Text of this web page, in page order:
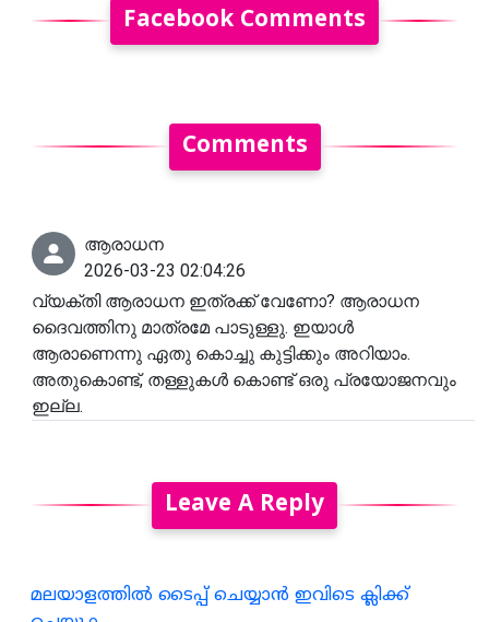
Facebook Comments
Comments
ആരാധന
2026-03-23 02:04:26
വ്യക്തി ആരാധന ഇത്രക്ക് വേണോ? ആരാധന
ദൈവത്തിനു മാത്രമേ പാടുള്ളു. ഇയാൾ
ആരാണെന്നു ഏതു കൊച്ചു കുട്ടിക്കും അറിയാം.
അതുകൊണ്ട്, തള്ളുകൾ കൊണ്ട് ഒരു പ്രയോജനവും
ഇല്ല.
Leave A Reply
മലയാളത്തില്‍ ടൈപ്പ് ചെയ്യാന്‍ ഇവിടെ ക്ലിക്ക്